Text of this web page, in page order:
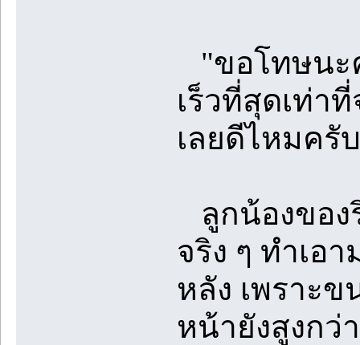
"ขอโทษนะ
เร็วที่สุดเท่า
เลยดีไหมครั
ลูกน้องของ
จริง ๆ ทำเอ
หลัง เพราะข
หน้ายังสูงกว่